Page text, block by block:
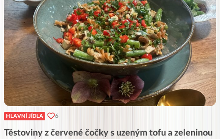
HLAVNÍ JÍDLA 6
Těstoviny z červené čočky s uzeným tofu a zeleninou